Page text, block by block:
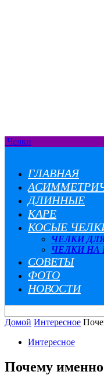
Челки
ГЛАВНАЯ
ДЛИННЫЕ
КАРЕ
КОСЫЕ
ЧЕЛКИ
ЧЕЛКИ НА
СОВЕТЫ
ФОТО
НОВОСТИ
Домой Интересное
Интересное
Почему именно